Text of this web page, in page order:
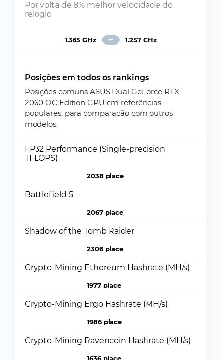
Por volta de 8% melhor velocidade do
relógio
1.365 GHz 1.257 GHz
Posições em todos os rankings
Posições comuns ASUS Dual GeForce RTX
2060 OC Edition GPU em referências
populares, para comparação com outros
modelos.
FP32 Performance (Single-precision
TFLOPS)
2038 place
Battlefield 5
2067 place
Shadow of the Tomb Raider
2306 place
Crypto-Mining Ethereum Hashrate (MH/s)
1977 place
Crypto-Mining Ergo Hashrate (MH/s)
1986 place
Crypto-Mining Ravencoin Hashrate (MH/s)
1636 place